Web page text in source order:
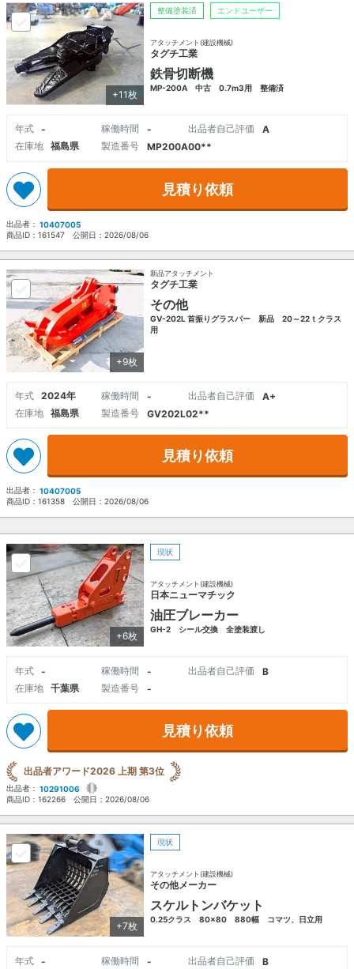
+11枚
整備塗装済 エンドユーザー
アタッチメント(建設機械)
タグチ工業
鉄骨切断機
MP-200A 中古 0.7m3用 整備済
年式 - 稼働時間 - 出品者自己評価
A
在庫地
福島県 製造番号 MP200A00**
見積り依頼
出品者： 10407005
商品ID： 161547 公開日： 2026/08/06
+9枚
新品アタッチメント
タグチ工業
その他
GV-202L 首振りグラスパー 新品 20～22ｔクラス
用
年式 2024年 稼働時間 - 出品者自己評価
A+
在庫地
福島県 製造番号 GV202L02**
見積り依頼
出品者： 10407005
商品ID： 161358 公開日： 2026/08/06
+6枚
現状
アタッチメント(建設機械)
日本ニューマチック
油圧ブレーカー
GH-2 シール交換 全塗装渡し
年式 - 稼働時間 - 出品者自己評価
B
在庫地
千葉県 製造番号 -
見積り依頼
出品者アワード2026 上期 第3位
出品者： 10291006
商品ID： 162266 公開日： 2026/08/06
+7枚
現状
アタッチメント(建設機械)
その他メーカー
スケルトンバケット
0.25クラス 80×80 880幅 コマツ、日立用
年式 - 稼働時間 - 出品者自己評価 B